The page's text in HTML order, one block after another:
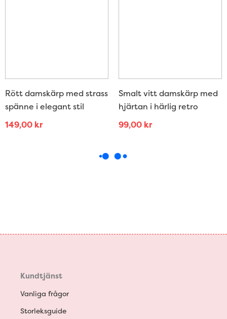
Rött damskärp med strass
spänne i elegant stil
149,00 kr
Smalt vitt damskärp med
hjärtan i härlig retro
99,00 kr
Kundtjänst
Vanliga frågor
Storleksguide